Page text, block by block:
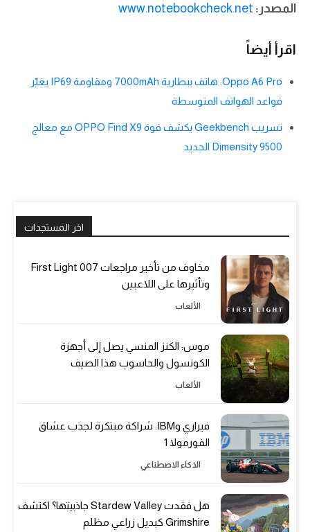
المصدر: www.notebookcheck.net
اقرأ أيضاً
Oppo A6 Pro: هاتف ببطارية 7000mAh ومقاومة IP69 يغيّر
قواعد الهواتف المتوسطة
تسريب Geekbench يكشف قوة OPPO Find X9 مع معالج
Dimensity 9500 الجديد
اخر المستجدات
مخاوف من تأخير مراجعات 007 First Light
وتأثيرها على اللاعبين
الألعاب
موس: الكنز المنسي يصل إلى أجهزة
الكونسول والحاسوب هذا الصيف
الألعاب
فيراري وIBM: شراكة مبتكرة لجذب عشاق
الفورمولا 1
الذكاء الاصطناعي
هل فقدت Stardew Valley جاذبيتها؟ اكتشف
Grimshire كبديل زراعي مظلم